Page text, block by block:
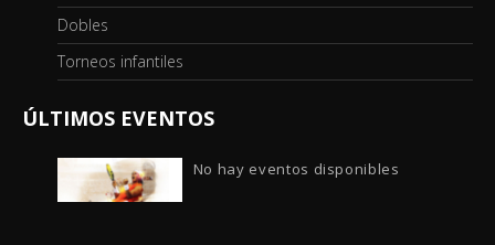
Dobles
Torneos infantiles
ÚLTIMOS EVENTOS
No hay eventos disponibles